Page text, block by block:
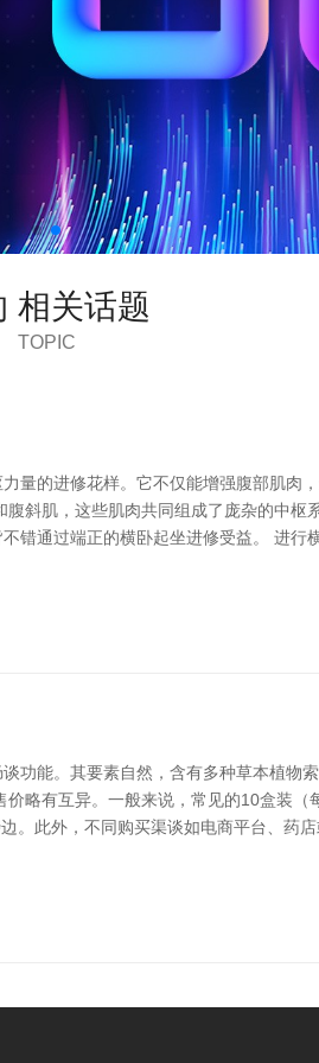
相关话题
TOPIC
量的进修花样。它不仅能增强腹部肌肉
斜肌，这些肌肉共同组成了庞杂的中枢
错通过端正的横卧起坐进修受益。 进行
能。其要素自然，含有多种草本植物
略有互异。一般来说，常见的10盒装
此外，不同购买渠谈如电商平台、药